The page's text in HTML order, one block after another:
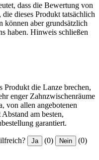
dass die Bewertung von
dieses Produkt tatsächlich
können aber grundsätzlich
haben. Hinweis schließen
Produkt die Lanze brechen,
enger Zahnzwischenräume
von allen angebotenen
am besten,
garantiert.
Ja (0) Nein (0)